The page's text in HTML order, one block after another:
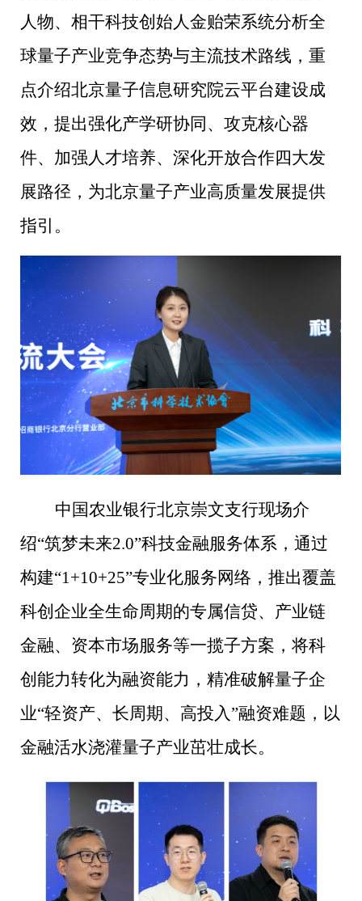
人物、相干科技创始人金贻荣系统分析全
球量子产业竞争态势与主流技术路线，重
点介绍北京量子信息研究院云平台建设成
效，提出强化产学研协同、攻克核心器
件、加强人才培养、深化开放合作四大发
展路径，为北京量子产业高质量发展提供
指引。
中国农业银行北京崇文支行现场介
绍“筑梦未来2.0”科技金融服务体系，通过
构建“1+10+25”专业化服务网络，推出覆盖
科创企业全生命周期的专属信贷、产业链
金融、资本市场服务等一揽子方案，将科
创能力转化为融资能力，精准破解量子企
业“轻资产、长周期、高投入”融资难题，以
金融活水浇灌量子产业茁壮成长。